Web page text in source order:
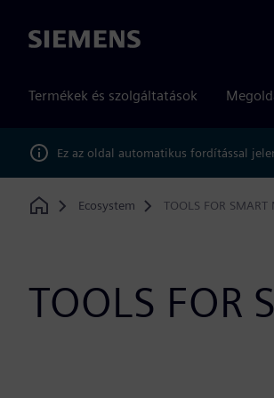
Siemens
Termékek és szolgáltatások
Ez az oldal automatikus fordítással
Home
Ecosystem TOOLS FOR SMART
TOOLS FOR